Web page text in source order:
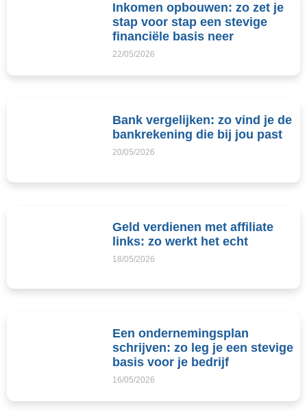
Inkomen opbouwen: zo zet je
stap voor stap een stevige
financiële basis neer
22/05/2026
Bank vergelijken: zo vind je de
bankrekening die bij jou past
20/05/2026
Geld verdienen met affiliate
links: zo werkt het echt
18/05/2026
Een ondernemingsplan
schrijven: zo leg je een stevige
basis voor je bedrijf
16/05/2026